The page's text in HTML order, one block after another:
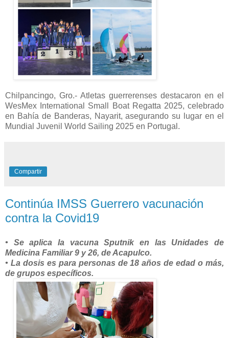
Chilpancingo, Gro.- Atletas guerrerenses destacaron en el
WesMex International Small Boat Regatta 2025, celebrado
en Bahía de Banderas, Nayarit, asegurando su lugar en el
Mundial Juvenil World Sailing 2025 en Portugal.
Compartir
Continúa IMSS Guerrero vacunación
contra la Covid19
• Se aplica la vacuna Sputnik en las Unidades de
Medicina Familiar 9 y 26, de Acapulco.
• La dosis es para personas de 18 años de edad o más,
de grupos específicos.